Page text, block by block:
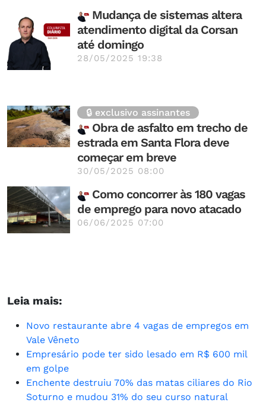
Mudança de sistemas altera
atendimento digital da Corsan
até domingo
28/05/2025 19:38
🔒 exclusivo assinantes
Obra de asfalto em trecho de
estrada em Santa Flora deve
começar em breve
30/05/2025 08:00
Como concorrer às 180 vagas
de emprego para novo atacado
06/06/2025 07:00
Leia mais:
Novo restaurante abre 4 vagas de empregos em
Vale Vêneto
Empresário pode ter sido lesado em R$ 600 mil
em golpe
Enchente destruiu 70% das matas ciliares do Rio
Soturno e mudou 31% do seu curso natural